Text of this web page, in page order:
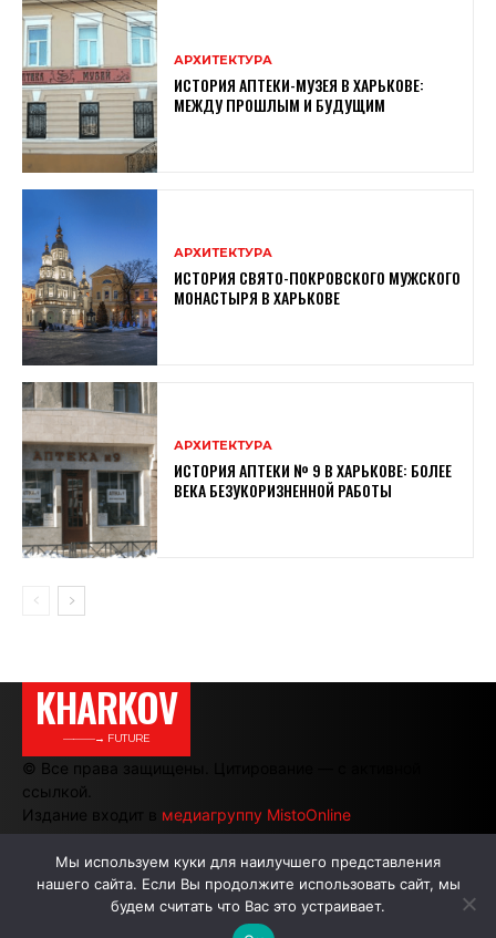
АРХИТЕКТУРА
ИСТОРИЯ АПТЕКИ-МУЗЕЯ В ХАРЬКОВЕ:
МЕЖДУ ПРОШЛЫМ И БУДУЩИМ
АРХИТЕКТУРА
ИСТОРИЯ СВЯТО-ПОКРОВСКОГО МУЖСКОГО
МОНАСТЫРЯ В ХАРЬКОВЕ
АРХИТЕКТУРА
ИСТОРИЯ АПТЕКИ № 9 В ХАРЬКОВЕ: БОЛЕЕ
ВЕКА БЕЗУКОРИЗНЕННОЙ РАБОТЫ
KHARKOV
———→ FUTURE
© Все права защищены. Цитирование — с активной
ссылкой.
Издание входит в медиагруппу MistoOnline
АВТОРЫ РЕКЛАМА НА САЙТЕ
Мы используем куки для наилучшего представления
нашего сайта. Если Вы продолжите использовать сайт, мы
будем считать что Вас это устраивает.